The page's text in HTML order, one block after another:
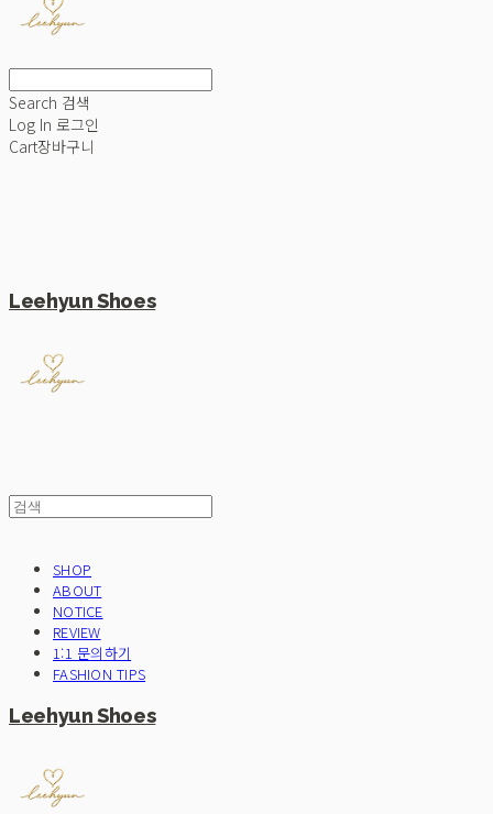
Search 검색
Log In 로그인
Cart장바구니
Leehyun Shoes
SHOP
ABOUT
NOTICE
REVIEW
1:1 문의하기
FASHION TIPS
Leehyun Shoes